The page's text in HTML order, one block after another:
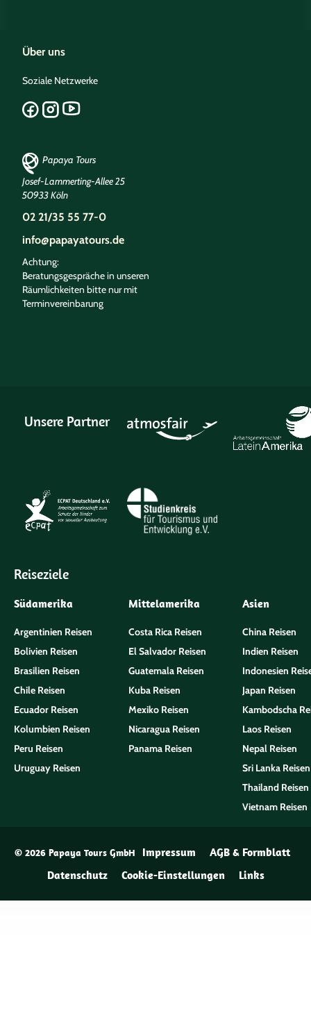
Über uns
Soziale Netzwerke
Papaya Tours
Josef-Lammerting-Allee 25
50933 Köln
02 21/35 55 77-0
info@papayatours.de
Achtung:
Beratungsgespräche in unseren
Räumlichkeiten bitte nur mit
Terminvereinbarung
Unsere Partner
Reiseziele
Südamerika
Argentinien Reisen
Bolivien Reisen
Brasilien Reisen
Chile Reisen
Ecuador Reisen
Kolumbien Reisen
Peru Reisen
Uruguay Reisen
Mittelamerika
Costa Rica Reisen
El Salvador Reisen
Guatemala Reisen
Kuba Reisen
Mexiko Reisen
Nicaragua Reisen
Panama Reisen
Asien
China Reisen
Indien Reisen
Indonesien
Japan Reisen
Kambodscha
Laos Reisen
Nepal Reisen
Sri Lanka Reisen
Thailand Reisen
Vietnam Reisen
© 2026 Papaya Tours GmbH Impressum
AGB & Formblatt
Datenschutz
Cookie-Einstellungen Links